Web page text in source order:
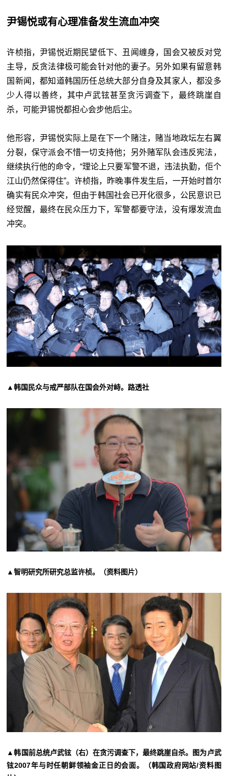
尹锡悦或有心理准备发生流血冲突
许桢指，尹锡悦近期民望低下、丑闻缠身，国会又被反对党
主导，反贪法律极可能会针对他的妻子。另外如果有留意韩
国新闻，都知道韩国历任总统大部分自身及其家人，都没多
少人得以善终，其中卢武铉甚至贪污调查下，最终跳崖自
杀，可能尹锡悦都担心会步他后尘。
他形容，尹锡悦实际上是在下一个赌注，赌当地政坛左右翼
分裂，保守派会不惜一切支持他；另外赌军队会违反宪法，
继续执行他的命令，“理论上只要军警不退，违法执勤，佢个
江山仍然保得住”。许桢指，昨晚事件发生后，一开始时首尔
确实有民众冲突，但由于韩国社会已开化很多，公民意识已
经觉醒，最终在民众压力下，军警都要守法，没有爆发流血
冲突。
▲韩国民众与戒严部队在国会外对峙。路透社
▲智明研究所研究总监许桢。（资料图片）
▲韩国前总统卢武铉（右）在贪污调查下，最终跳崖自杀。图为 卢武
铉2007年与时任朝鲜领袖金正日的会面。（韩国政府网站/资料图